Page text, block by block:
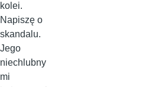
kolei.
Napiszę o
skandalu.
Jego
niechlubny
mi